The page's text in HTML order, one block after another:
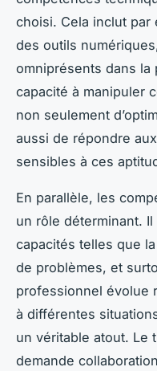
choisi. Cela inclut par
des outils
omniprésents dans la
capacité à manipuler
non seulement
aussi de répondre
sensibles à ces
En parallèle, les
un rôle déterminant. Il
capacités telles que
de problèmes, et
professionnel évolue
à différentes
un véritable atout. Le
demande